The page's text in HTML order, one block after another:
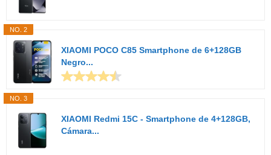
NO. 2
XIAOMI POCO C85 Smartphone de 6+128GB
Negro...
NO. 3
XIAOMI Redmi 15C - Smartphone de 4+128GB,
Cámara...